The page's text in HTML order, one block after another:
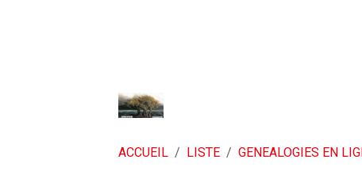
ACCUEIL LISTE GENEALOGIES EN